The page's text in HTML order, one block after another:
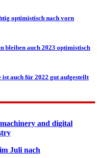
optimistisch nach vorn
bleiben auch 2023 optimistisch
auch für 2022 gut aufgestellt
and digital
Juli nach